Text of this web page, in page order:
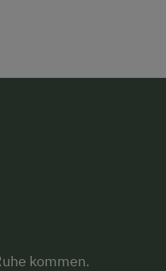
kommen.